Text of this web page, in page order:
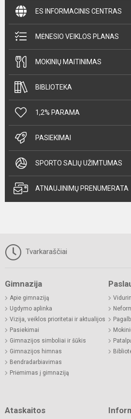
ES INFORMACINIS CENTRAS
MĖNESIO VEIKLOS PLANAS
MOKINIŲ MAITINIMAS
BIBLIOTEKA
1,2% PARAMA
PASIEKIMAI
SPORTO SALIŲ UŽIMTUMAS
ATNAUJINIMŲ PRENUMERATA
Tvarkaraščiai
Gimnazija
Apie gimnaziją
Ugdymo aplinka
Vizija, veiklos prioritetai ir aktualijos
Pasiekimai
Gimnazijos simboliai ir šūkis
Gimnazijos himnas
Bendradarbiavimas
Priėmimas į gimnaziją
Ataskaitos